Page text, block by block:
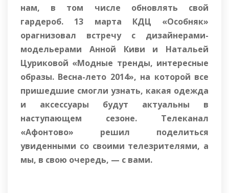
нам, в том числе обновлять свой
гардероб. 13 марта КДЦ «Особняк»
орагнизовал встречу с дизайнерами-
модельерами Анной Киви и Натальей
Цуриковой «Модные тренды, интересные
образы. Весна-лето 2014», на которой все
пришедшие смогли узнать, какая одежда
и аксессуары будут актуальны в
наступающем сезоне. Телеканал
«Афонтово» решил поделиться
увиденными со своими телезрителями, а
мы, в свою очередь, — с вами.